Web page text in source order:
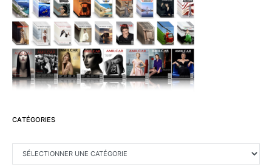
CATÉGORIES
CATÉGORIES